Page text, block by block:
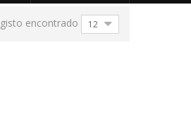
encontrado 12